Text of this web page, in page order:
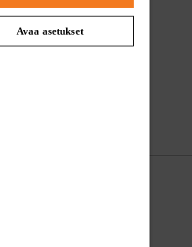
takuu
koskevat kysymykset
Avaa asetukset